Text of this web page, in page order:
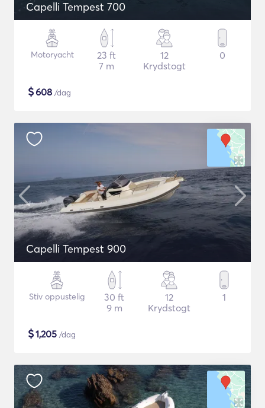
Capelli Tempest 700
Motoryacht
23 ft
7 m
12
Krydstogt
0
$608 /dag
Capelli Tempest 900
Stiv oppustelig
30 ft
9 m
12
Krydstogt
1
$1,205 /dag